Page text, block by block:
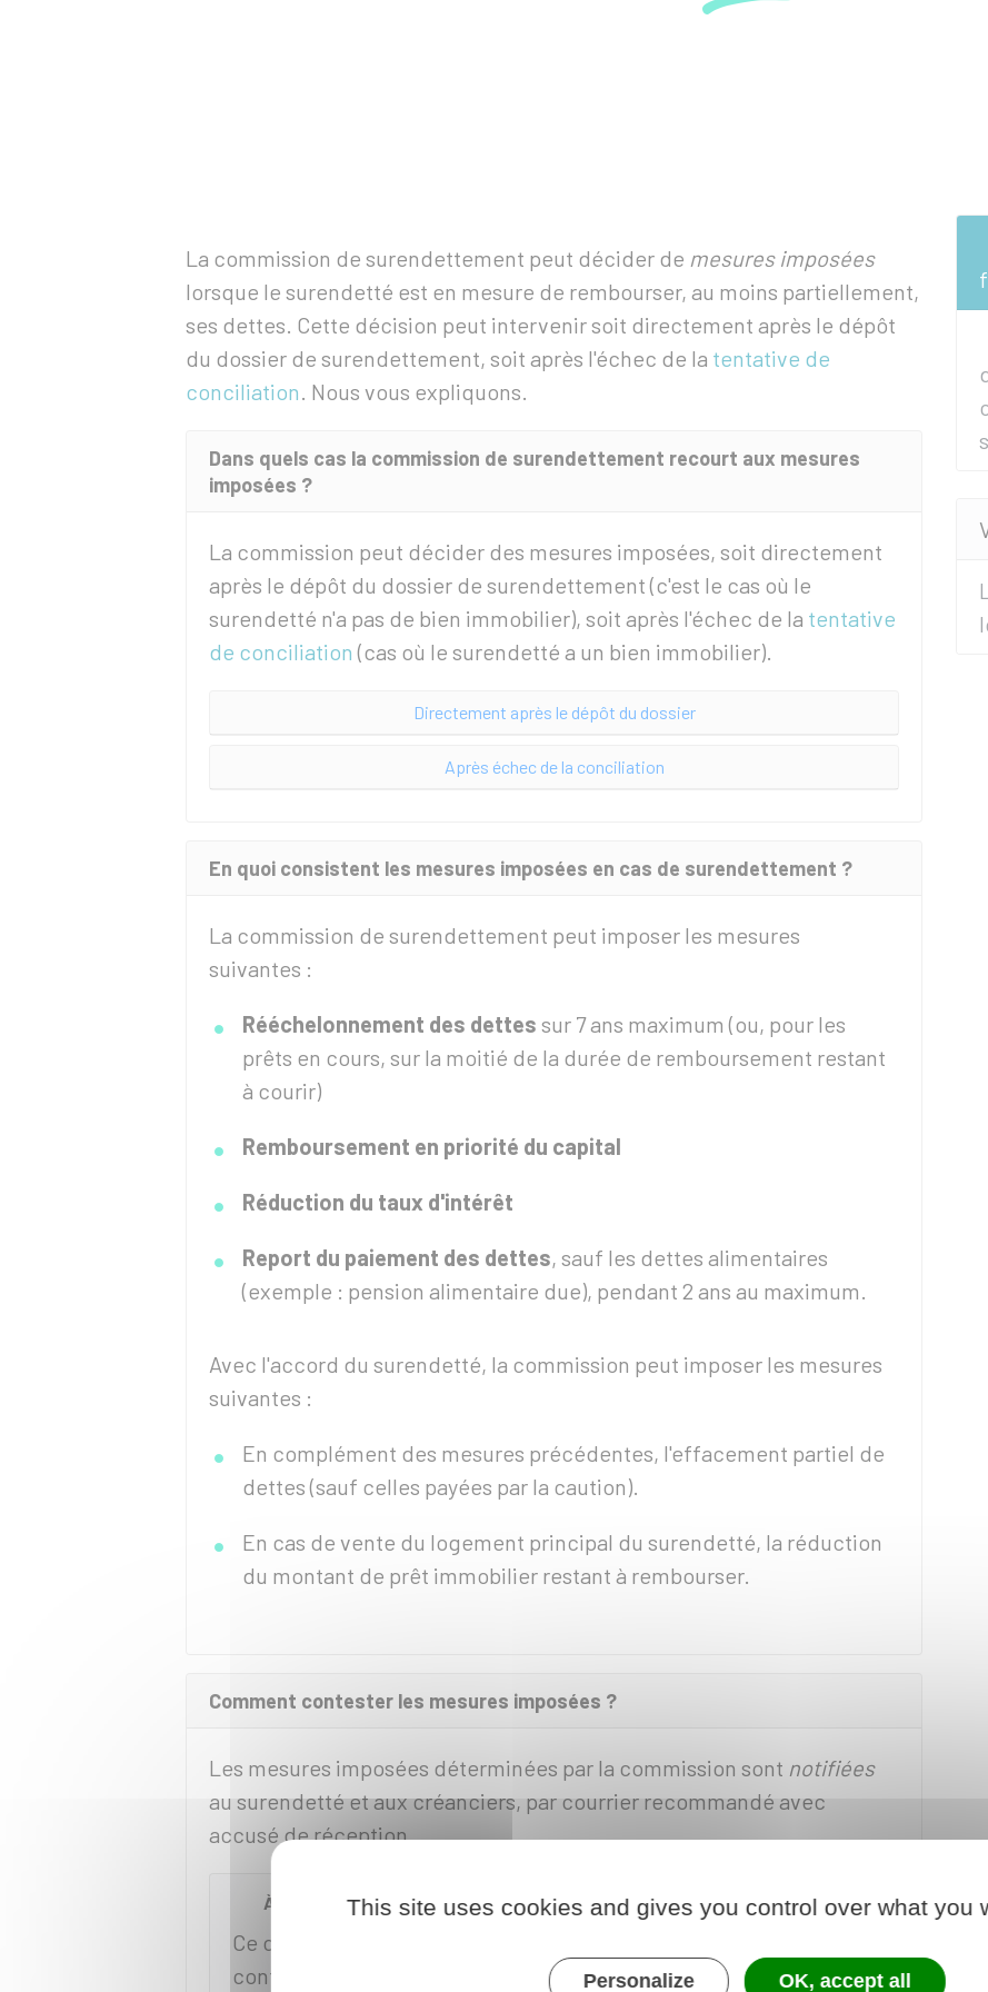
La commission de surendettement peut décider de mesures imposées
lorsque le surendetté est en mesure de rembourser, au moins partiellement,
ses dettes. Cette décision peut intervenir soit directement après le dépôt
du dossier de surendettement, soit après l'échec de la tentative de
conciliation. Nous vous expliquons.
Dans quels cas la commission de surendettement recourt aux mesures
imposées ?
La commission peut décider des mesures imposées, soit directement
après le dépôt du dossier de surendettement (c'est le cas où le
surendetté n'a pas de bien immobilier), soit après l'échec de la tentative
de conciliation (cas où le surendetté a un bien immobilier).
Directement après le dépôt du dossier
Après échec de la conciliation
En quoi consistent les mesures imposées en cas de surendettement ?
La commission de surendettement peut imposer les mesures
suivantes :
Rééchelonnement des dettes sur 7 ans maximum (ou, pour les
prêts en cours, sur la moitié de la durée de remboursement restant
à courir)
Remboursement en priorité du capital
Réduction du taux d'intérêt
Report du paiement des dettes, sauf les dettes alimentaires
(exemple : pension alimentaire due), pendant 2 ans au maximum.
Avec l'accord du surendetté, la commission peut imposer les mesures
suivantes :
En complément des mesures précédentes, l'effacement partiel de
dettes (sauf celles payées par la caution).
En cas de vente du logement principal du surendetté, la réduction
du montant de prêt immobilier restant à rembourser.
Comment contester les mesures imposées ?
Les mesures imposées déterminées par la commission sont notifiées
au surendetté et aux créanciers, par courrier recommandé avec
accusé de réception.
À SAVOIR
Ce courrier informe le créancier bailleur qu'en l'absence de
contestation de sa part, les mesures imposées se substituent
This site uses cookies and gives you control over what you
Personalize OK, accept all